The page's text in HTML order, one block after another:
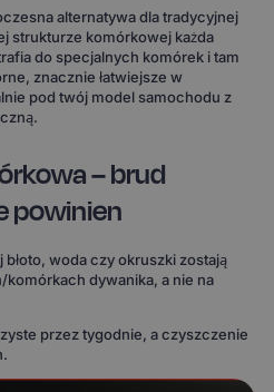
alternatywa dla tradycyjnej
strukturze komórkowej każda
do specjalnych komórek i tam
znacznie łatwiejsze w
pod twój model samochodu z
– brud
powinien
woda czy okruszki zostają
dywanika, a nie na
przez tygodnie, a czyszczenie